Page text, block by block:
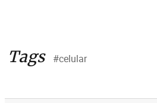
Tags #celular